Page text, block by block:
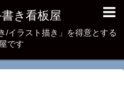
き看板屋
/イラスト描き」を得意とする
です